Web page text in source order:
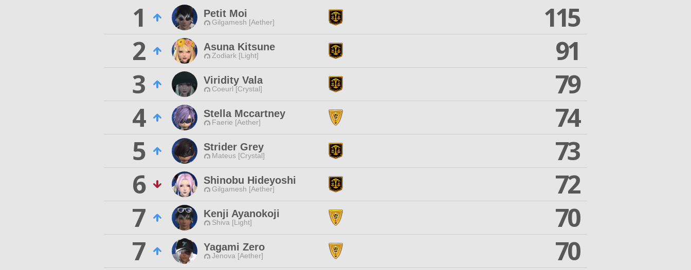
1 Petit Moi
Gilgamesh [Aether]
115
2
Asuna Kitsune
Zodiark [Light]
91
3
Viridity Vala
Coeurl [Crystal]
79
4
Stella Mccartney
Faerie [Aether]
74
5
Strider Grey
Mateus [Crystal]
73
6
Shinobu Hideyoshi
Gilgamesh [Aether]
72
7
Kenji Ayanokoji
Shiva [Light]
70
7
Yagami Zero
Jenova [Aether]
70